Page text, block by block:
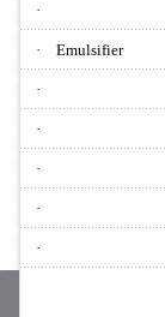
·
· Emulsifier
·
·
·
·
·